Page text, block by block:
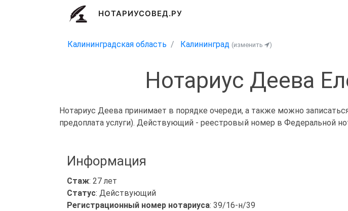
НОТАРИУСОВЕД.РУ
Калининградская область Калининград (изменить )
Нотариус Деева
Нотариус Деева принимает в порядке очереди, а также можно
предоплата услуги). Действующий - реестровый номер в Федеральной
Информация
Стаж: 27 лет
Статус: Действующий
Регистрационный номер нотариуса: 39/16-н/39